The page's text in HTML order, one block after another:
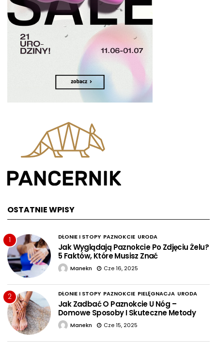
OSTATNIE WPISY
1 DŁONIE I STOPY PAZNOKCIE URODA
Jak Wyglądają Paznokcie Po Zdjęciu Żelu?
5 Faktów, Które Musisz Znać
Manekn Cze 16, 2025
2 DŁONIE I STOPY PAZNOKCIE PIELĘGNACJA URODA
Jak Zadbać O Paznokcie U Nóg –
Domowe Sposoby I Skuteczne Metody
Manekn Cze 15, 2025